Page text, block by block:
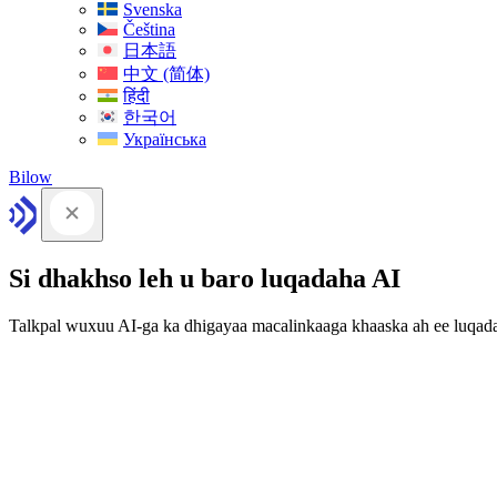
Svenska
Čeština
日本語
中文 (简体)
हिंदी
한국어
Українська
Bilow
Si dhakhso leh u baro luqadaha AI
Talkpal wuxuu AI-ga ka dhigayaa macalinkaaga khaaska ah ee